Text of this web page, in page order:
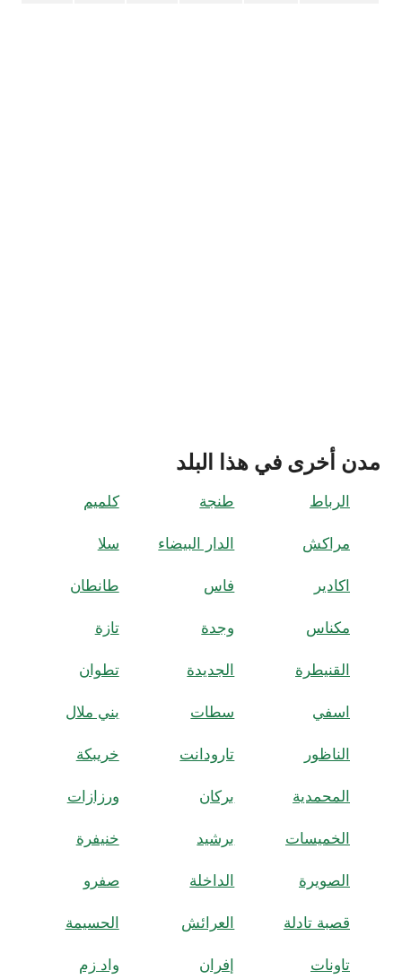
مدن أخرى في هذا البلد
الرباط طنجة كلميم
مراكش الدار البيضاء سلا
اكادير فاس طانطان
مكناس وجدة تازة
القنيطرة الجديدة تطوان
اسفي سطات بني ملال
الناظور تارودانت خريبكة
المحمدية بركان ورزازات
الخميسات برشيد خنيفرة
الصويرة الداخلة صفرو
قصبة تادلة العرائش الحسيمة
تاونات إفران واد زم